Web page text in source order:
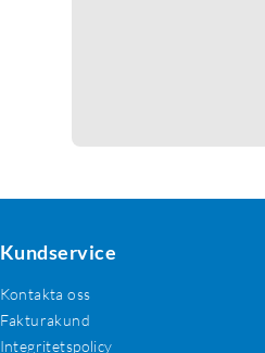
Kundservice
Kontakta oss
Fakturakund
Integritetspolicy